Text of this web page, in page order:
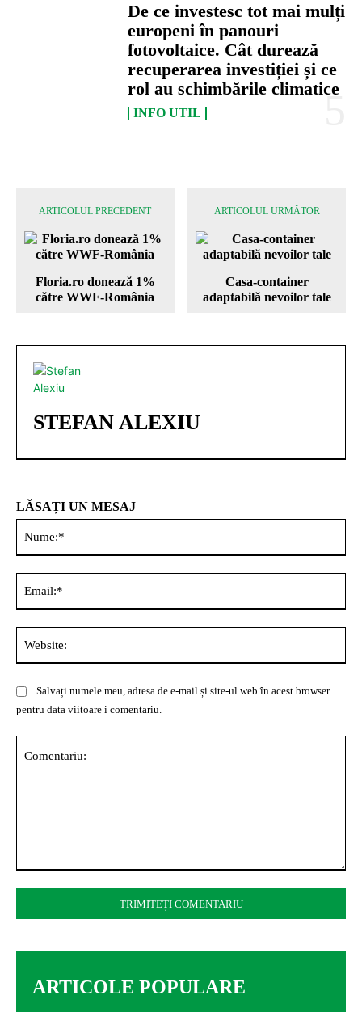
De ce investesc tot mai mulți
europeni în panouri
fotovoltaice. Cât durează
recuperarea investiției și ce
rol au schimbările climatice
INFO UTIL
ARTICOLUL PRECEDENT
Floria.ro donează 1%
către WWF-România
ARTICOLUL URMĂTOR
Casa-container
adaptabilă nevoilor tale
STEFAN ALEXIU
LĂSAȚI UN MESAJ
Salvați numele meu, adresa de e-mail și site-ul web în acest browser
pentru data viitoare i comentariu.
ARTICOLE POPULARE